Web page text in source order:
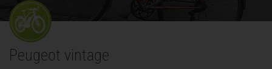
Peugeot vintage